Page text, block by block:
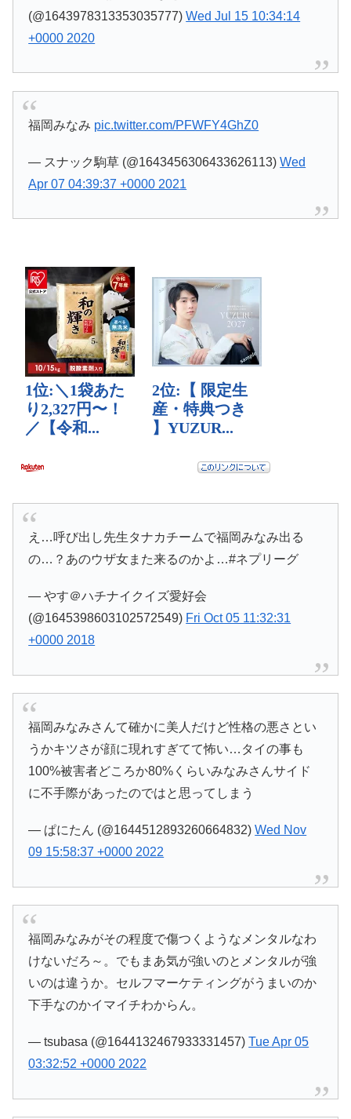
(@1643978313353035777)Wed Jul 15 10:34:14
+0000 2020
福岡みなみ pic.twitter.com/PFWFY4GhZ0
— スナック駒草 (@1643456306433626113)Wed
Apr 07 04:39:37 +0000 2021
え…呼び出し先生タナカチームで福岡みなみ出る
の…？あのウザ女また来るのかよ…#ネプリーグ
— やす＠ハチナイクイズ愛好会
(@1645398603102572549) Fri Oct 05 11:32:31
+0000 2018
福岡みなみさんて確かに美人だけど性格の悪さとい
うかキツさが顔に現れすぎてて怖い…タイの事も
100%被害者どころか80%くらいみなみさんサイド
に不手際があったのではと思ってしまう
— ぱにたん (@1644512893260664832)Wed Nov
09 15:58:37 +0000 2022
福岡みなみがその程度で傷つくようなメンタルなわ
けないだろ～。でもまあ気が強いのとメンタルが強
いのは違うか。セルフマーケティングがうまいのか
下手なのかイマイチわからん。
— tsubasa (@1644132467933331457)Tue Apr 05
03:32:52 +0000 2022